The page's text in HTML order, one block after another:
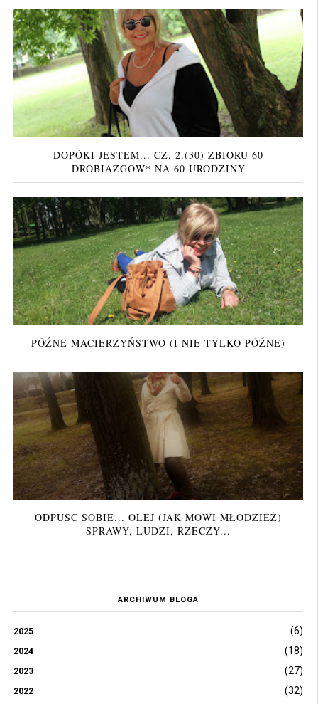
DOPÓKI JESTEM... CZ. 2.(30) ZBIORU 60
DROBIAZGÓW* NA 60 URODZINY
PÓŹNE MACIERZYŃSTWO (I NIE TYLKO PÓŹNE)
ODPUŚĆ SOBIE... OLEJ (JAK MÓWI MŁODZIEŻ)
SPRAWY, LUDZI, RZECZY...
ARCHIWUM BLOGA
2025 (6)
2024 (18)
2023 (27)
2022 (32)